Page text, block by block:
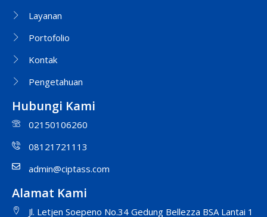
Layanan
Portofolio
Kontak
Pengetahuan
Hubungi Kami
02150106260
08121721113
admin@ciptass.com
Alamat Kami
Jl. Letjen Soepeno No.34 Gedung Bellezza BSA Lantai 1